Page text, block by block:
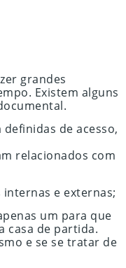
grandes
Existem alguns
de acesso,
relacionados com
e externas;
um para que
casa de partida.
e se se tratar de